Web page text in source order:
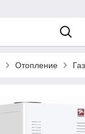
Отопление